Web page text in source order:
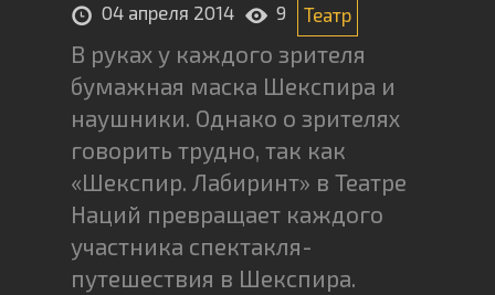
04 апреля 2014 9 Театр
В руках у каждого зрителя
бумажная маска Шекспира и
наушники. Однако о зрителях
говорить трудно, так как
«Шекспир. Лабиринт» в Театре
Наций превращает каждого
участника спектакля-
путешествия в Шекспира.